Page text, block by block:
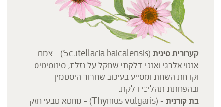
קערורית סינית
(Scutellaria baicalensis) – צמח
אנטי אלרגי ואנטי דלקתי שמקל על נזלת, סינוסיטיס
וקדחת השחת ומסייע בעיכוב שחרור היסטמין
ובהפחתת תהליכי דלקת.
בת קורנית
– (Thymus vulgaris) – מחטא טבעי חזק